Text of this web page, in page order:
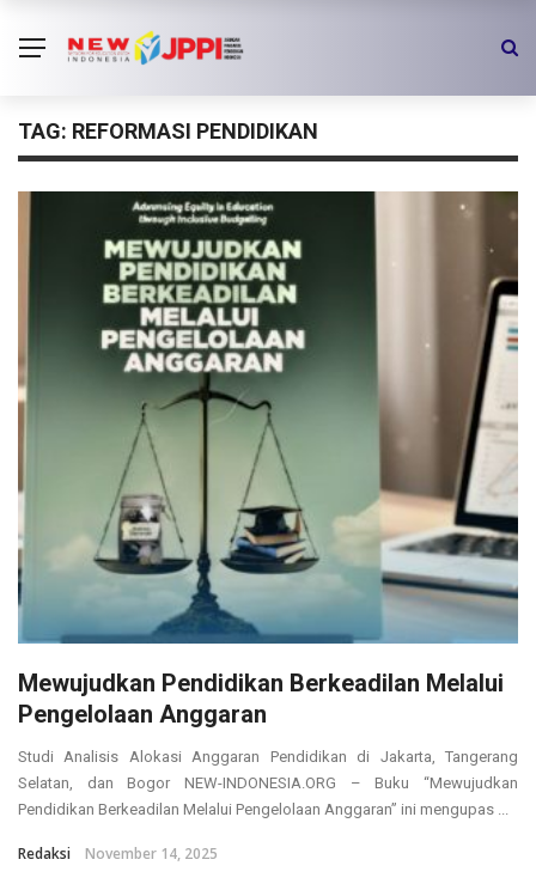
TAG: REFORMASI PENDIDIKAN
Mewujudkan Pendidikan Berkeadilan Melalui
Pengelolaan Anggaran
Studi Analisis Alokasi Anggaran Pendidikan di Jakarta, Tangerang
Selatan, dan Bogor NEW-INDONESIA.ORG – Buku “Mewujudkan
Pendidikan Berkeadilan Melalui Pengelolaan Anggaran” ini mengupas ...
Redaksi November 14, 2025